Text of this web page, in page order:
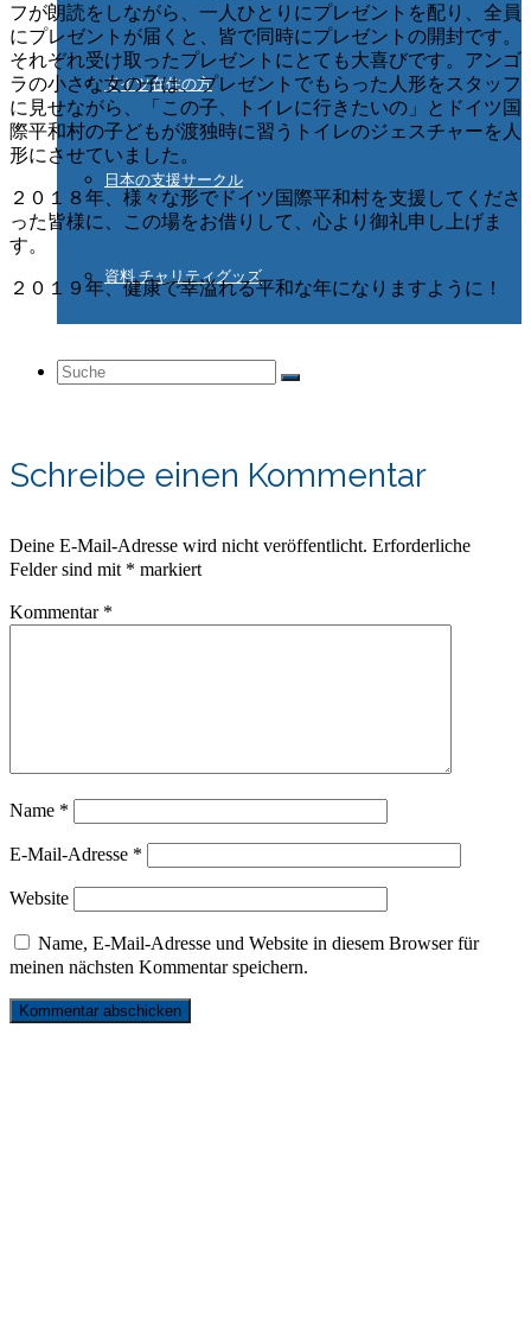
ドイツ在住の方
日本の支援サークル
資料 チャリティグッズ
Suche
nach:
フが朗読をしながら、一人ひとりにプレゼントを配り、全員
にプレゼントが届くと、皆で同時にプレゼントの開封です。
それぞれ受け取ったプレゼントにとても大喜びです。アンゴ
ラの小さな女の子は、プレゼントでもらった人形をスタッフ
に見せながら、「この子、トイレに行きたいの」とドイツ国
際平和村の子どもが渡独時に習うトイレのジェスチャーを人
形にさせていました。
２０１８年、様々な形でドイツ国際平和村を支援してくださ
った皆様に、この場をお借りして、心より御礼申し上げま
す。
２０１９年、健康で幸溢れる平和な年になりますように！
Schreibe einen Kommentar
Deine E-Mail-Adresse wird nicht veröffentlicht. Erforderliche
Felder sind mit * markiert
Kommentar *
Name *
E-Mail-Adresse *
Website
Name, E-Mail-Adresse und Website in diesem Browser für
meinen nächsten Kommentar speichern.